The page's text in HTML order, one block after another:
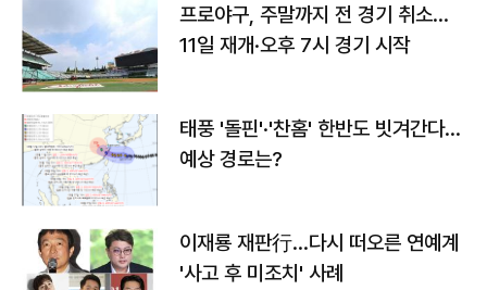
프로야구, 주말까지 전 경기 취소…
11일 재개·오후 7시 경기 시작
태풍 '돌핀'·'찬홈' 한반도 빗겨간다…
예상 경로는?
이재룡 재판行…다시 떠오른 연예계
'사고 후 미조치' 사례